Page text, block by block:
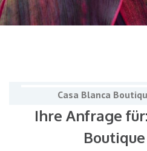
Casa Blanca
Ihre Anfrage